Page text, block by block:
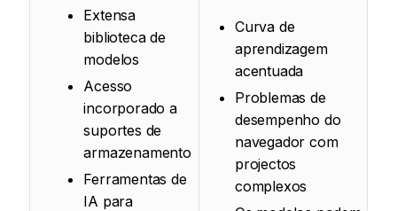
Extensa
biblioteca de
modelos
Acesso
incorporado a
suportes de
armazenamento
Ferramentas de
IA para
Curva de
aprendizagem
acentuada
Problemas de
desempenho do
navegador com
projectos
complexos